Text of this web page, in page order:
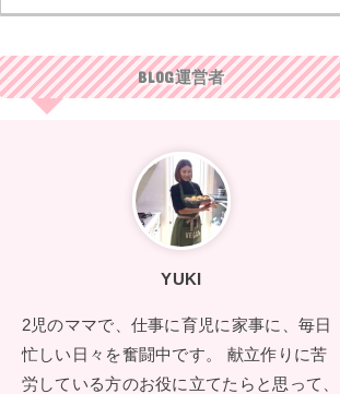
BLOG運営者
YUKI
2児のママで、仕事に育児に家事に、毎日
忙しい日々を奮闘中です。 献立作りに苦
労している方のお役に立てたらと思って、